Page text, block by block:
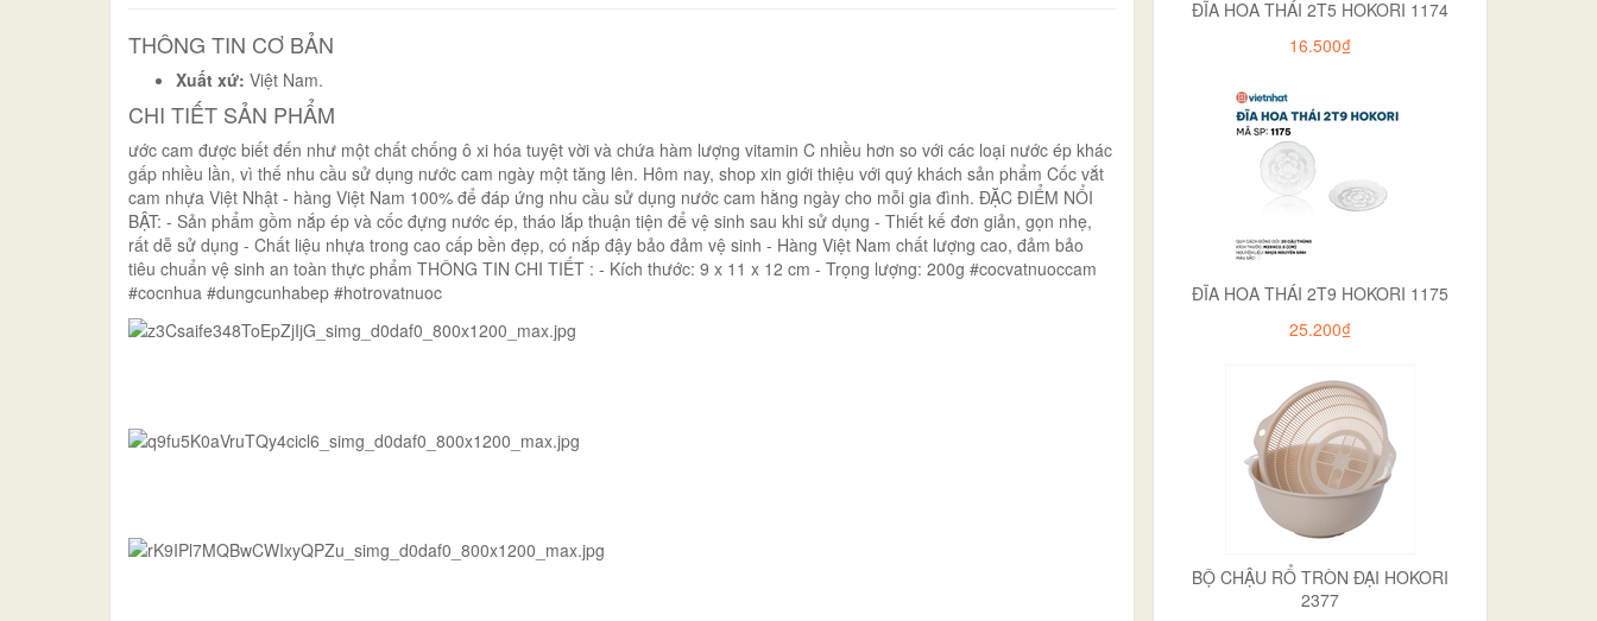
THÔNG TIN CƠ BẢN
Xuất xứ: Việt Nam.
CHI TIẾT SẢN PHẨM
ước cam được biết đến như một chất chống ô xi hóa tuyệt vời và chứa hàm lượng vitamin C nhiều hơn so với các loại nước ép khác
gấp nhiều lần, vì thế nhu cầu sử dụng nước cam ngày một tăng lên. Hôm nay, shop xin giới thiệu với quý khách sản phẩm Cốc vắt
cam nhựa Việt Nhật - hàng Việt Nam 100% để đáp ứng nhu cầu sử dụng nước cam hằng ngày cho mỗi gia đình. ĐẶC ĐIỂM NỔI
BẬT: - Sản phẩm gồm nắp ép và cốc đựng nước ép, tháo lắp thuận tiện để vệ sinh sau khi sử dụng - Thiết kế đơn giản, gọn nhẹ,
rất dễ sử dụng - Chất liệu nhựa trong cao cấp bền đẹp, có nắp đậy bảo đảm vệ sinh - Hàng Việt Nam chất lượng cao, đảm bảo
tiêu chuẩn vệ sinh an toàn thực phẩm THÔNG TIN CHI TIẾT : - Kích thước: 9 x 11 x 12 cm - Trọng lượng: 200g #cocvatnuoccam
#cocnhua #dungcunhabep #hotrovatnuoc
ĐĨA HOA THÁI 2T5 HOKORI 1174
16.500₫
ĐĨA HOA THÁI 2T9 HOKORI 1175
25.200₫
BỘ CHẬU RỔ TRÒN ĐẠI HOKORI
2377